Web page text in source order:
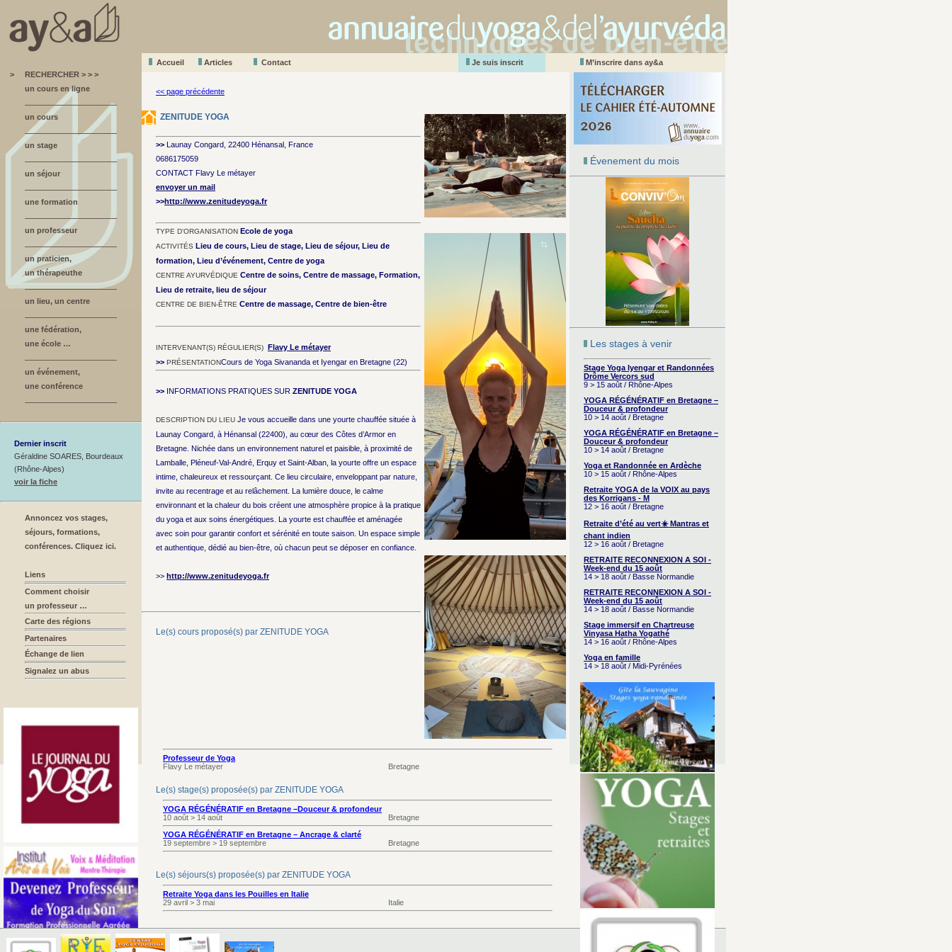
Accueil Articles Contact Je suis inscrit
M’inscrire dans ay&a
>
RECHERCHER > > >
un cours en ligne
un cours
un stage
un séjour
une formation
un professeur
un praticien,
un thérapeuthe
un lieu, un centre
une fédération,
une école …
un événement,
une conférence
Dernier inscrit
Géraldine SOARES, Bourdeaux
(Rhône-Alpes)
voir la fiche
Annoncez vos stages,
séjours, formations,
conférences. Cliquez ici.
Liens
Comment choisir
un professeur …
Carte des régions
Partenaires
Échange de lien
Signalez un abus
Évenement du mois
Les stages à venir
Stage Yoga Iyengar et Randonnées
Drôme Vercors sud
9 > 15 août / Rhône-Alpes
YOGA RÉGÉNÉRATIF en Bretagne –
Douceur & profondeur
10 > 14 août / Bretagne
YOGA RÉGÉNÉRATIF en Bretagne –
Douceur & profondeur
10 > 14 août / Bretagne
Yoga et Randonnée en Ardèche
10 > 15 août / Rhône-Alpes
Retraite YOGA de la VOIX au pays
des Korrigans - M
12 > 16 août / Bretagne
Retraite d’été au vert☀️ Mantras et
chant indien
12 > 16 août / Bretagne
RETRAITE RECONNEXION A SOI -
Week-end du 15 août
14 > 18 août / Basse Normandie
RETRAITE RECONNEXION A SOI -
Week-end du 15 août
14 > 18 août / Basse Normandie
Stage immersif en Chartreuse
Vinyasa Hatha Yogathé
14 > 16 août / Rhône-Alpes
Yoga en famille
14 > 18 août / Midi-Pyrénées
<< page précédente
ZENITUDE YOGA
>> Launay Congard, 22400 Hénansal, France
0686175059
CONTACT Flavy Le métayer
envoyer un mail
>>http://www.zenitudeyoga.fr
TYPE D'ORGANISATION Ecole de yoga
ACTIVITÉS Lieu de cours, Lieu de stage, Lieu de séjour, Lieu de
formation, Lieu d’événement, Centre de yoga
CENTRE AYURVÉDIQUE Centre de soins, Centre de massage, Formation,
Lieu de retraite, lieu de séjour
CENTRE DE BIEN-ÊTRE Centre de massage, Centre de bien-être
INTERVENANT(S) RÉGULIER(S) Flavy Le métayer
>> PRÉSENTATIONCours de Yoga Sivananda et Iyengar en Bretagne (22)
>> INFORMATIONS PRATIQUES SUR ZENITUDE YOGA
DESCRIPTION DU LIEU Je vous accueille dans une yourte chauffée située à
Launay Congard, à Hénansal (22400), au cœur des Côtes d’Armor en
Bretagne. Nichée dans un environnement naturel et paisible, à proximité de
Lamballe, Pléneuf-Val-André, Erquy et Saint-Alban, la yourte offre un espace
intime, chaleureux et ressourçant. Ce lieu circulaire, enveloppant par nature,
invite au recentrage et au relâchement. La lumière douce, le calme
environnant et la chaleur du bois créent une atmosphère propice à la pratique
du yoga et aux soins énergétiques. La yourte est chauffée et aménagée
avec soin pour garantir confort et sérénité en toute saison. Un espace simple
et authentique, dédié au bien-être, où chacun peut se déposer en confiance.
>> http://www.zenitudeyoga.fr
Le(s) cours proposé(s) par ZENITUDE YOGA
Professeur de Yoga
Flavy Le métayer
Bretagne
Le(s) stage(s) proposée(s) par ZENITUDE YOGA
YOGA RÉGÉNÉRATIF en Bretagne –Douceur & profondeur
10 août > 14 août
Bretagne
YOGA RÉGÉNÉRATIF en Bretagne – Ancrage & clarté
19 septembre > 19 septembre
Bretagne
Le(s) séjours(s) proposée(s) par ZENITUDE YOGA
Retraite Yoga dans les Pouilles en Italie
29 avril > 3 mai
Italie